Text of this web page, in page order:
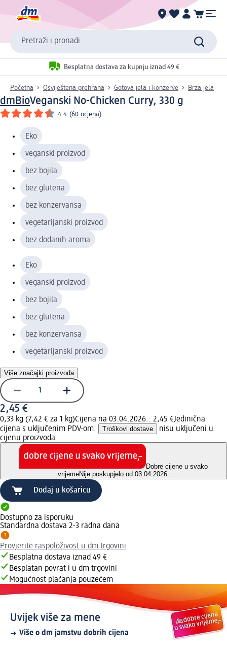
Pretraži i pronađi
Besplatna dostava za kupnju iznad 49 €
Početna Osviještena prehrana Gotova jela i konzerve Brza jela
dmBioVeganski No-Chicken Curry, 330 g
4.4 (60 ocjena)
Eko
veganski proizvod
bez bojila
bez glutena
bez konzervansa
vegetarijanski proizvod
bez dodanih aroma
Eko
veganski proizvod
bez bojila
bez glutena
bez konzervansa
vegetarijanski proizvod
Više značajki proizvoda
2,45 €
0,33 kg (7,42 € za 1 kg)Cijena na 03.04.2026.: 2,45 €Jedinična
cijena s uključenim PDV-om.
Troškovi dostave
nisu uključeni u
cijenu proizvoda.
Dobre cijene u svako
vrijemeNije poskupjelo od 03.04.2026.
Dodaj u košaricu
Dostupno za isporuku
Standardna dostava 2-3 radna dana
Provjerite raspoloživost u dm trgovini
Besplatna dostava iznad 49 €
Besplatan povrat i u dm trgovini
Mogućnost plaćanja pouzećem
Uvijek više za mene
Više o dm jamstvu dobrih cijena